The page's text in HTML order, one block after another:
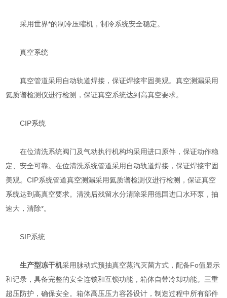
采用世界*的制冷压缩机，制冷系统安全稳定。
真空系统
真空管道采用自动轨道焊接，保证焊接牢固美观。真空测漏采用
氦质谱检测仪进行检测，保证真空系统达到高真空要求。
CIP系统
在位清洗系统阀门及气动执行机构均采用进口原件，保证动作稳
定、安全可靠。在位清洗系统管道采用自动轨道焊接，保证焊接牢固
美观。CIP系统管道真空测漏采用氦质谱检测仪进行检测，保证真空
系统达到高真空要求。清洗后残留水分清除采用德国进口水环泵，抽
速大，清除*。
SIP系统
生产型冻干机采用脉动式预抽真空蒸汽灭菌方式，配备Fo值显示
和记录，具备完整的安全连锁和互锁功能，箱体自带冷却功能。三重
超压防护，确保安全。箱体高压压力容器设计，制造过程中所有部件